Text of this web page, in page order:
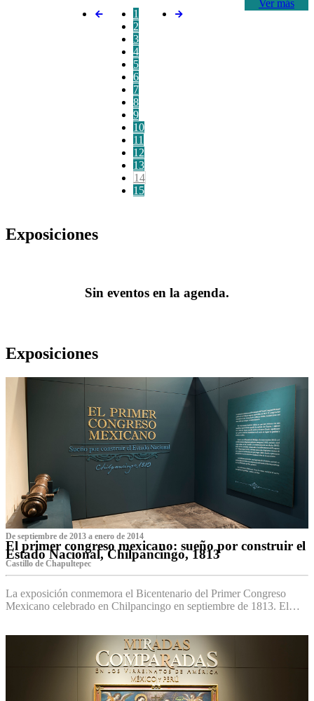
Ver más
1
2
3
4
5
6
7
8
9
10
11
12
13
14
15
Exposiciones
Sin eventos en la agenda.
Exposiciones
De septiembre de 2013 a enero de 2014
El primer congreso mexicano: sueño por construir el
Estado Nacional, Chilpancingo, 1813
Castillo de Chapultepec
La exposición conmemora el Bicentenario del Primer Congreso
Mexicano celebrado en Chilpancingo en septiembre de 1813. El…